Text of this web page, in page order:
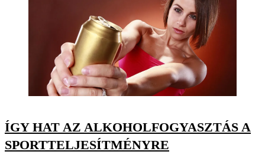
ÍGY HAT AZ ALKOHOLFOGYASZTÁS A
SPORTTELJESÍTMÉNYRE